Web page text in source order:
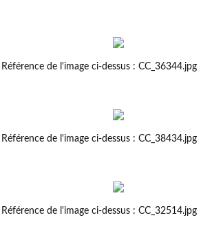
Référence de l'image ci-dessus : CC_36344.jpg
Référence de l'image ci-dessus : CC_38434.jpg
Référence de l'image ci-dessus : CC_32514.jpg